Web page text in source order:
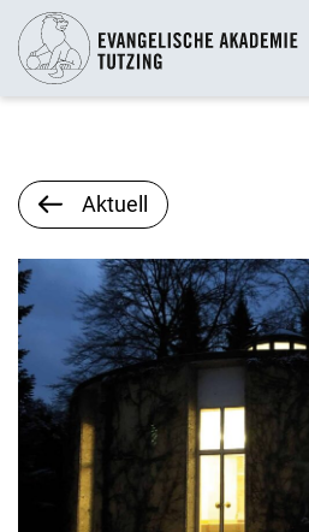
Aktuell